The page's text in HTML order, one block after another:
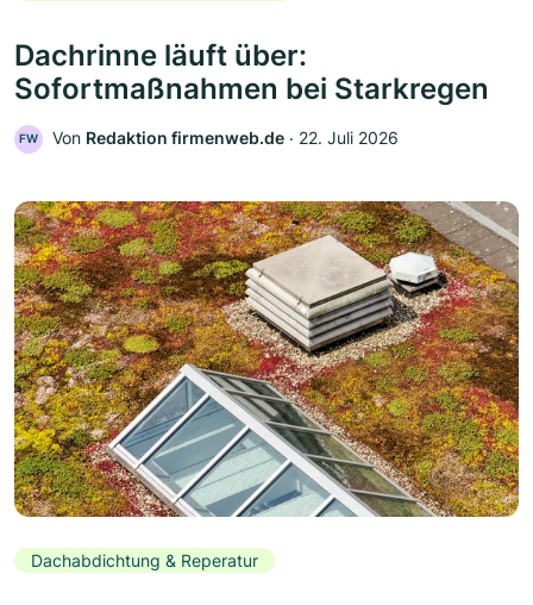
Dachrinne läuft über:
Sofortmaßnahmen bei Starkregen
FW Von Redaktion firmenweb.de ‧ 22. Juli 2026
Dachabdichtung & Reperatur